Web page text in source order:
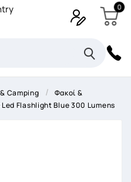
0
Camping
Φακοί &
Flashlight Blue 300 Lumens
×
λίστα επιθυμητών